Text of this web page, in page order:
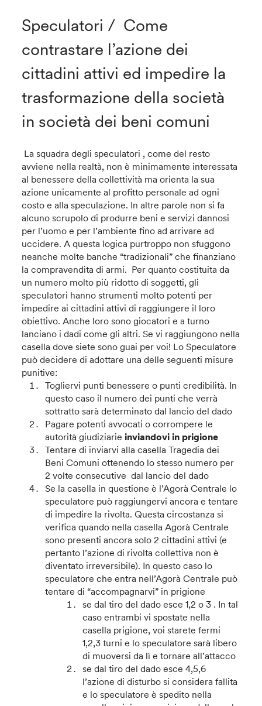
Speculatori / Come
contrastare l’azione dei
cittadini attivi ed impedire la
trasformazione della società
in società dei beni comuni
La squadra degli speculatori , come del resto
avviene nella realtà, non è minimamente interessata
al benessere della collettività ma orienta la sua
azione unicamente al profitto personale ad ogni
costo e alla speculazione. In altre parole non si fa
alcuno scrupolo di produrre beni e servizi dannosi
per l’uomo e per l’ambiente fino ad arrivare ad
uccidere. A questa logica purtroppo non sfuggono
neanche molte banche “tradizionali” che finanziano
la compravendita di armi. Per quanto costituita da
un numero molto più ridotto di soggetti, gli
speculatori hanno strumenti molto potenti per
impedire ai cittadini attivi di raggiungere il loro
obiettivo. Anche loro sono giocatori e a turno
lanciano i dadi come gli altri. Se vi raggiungono nella
casella dove siete sono guai per voi! Lo Speculatore
può decidere di adottare una delle seguenti misure
punitive:
Togliervi punti benessere o punti credibilità. In
questo caso il numero dei punti che verrà
sottratto sarà determinato dal lancio del dado
Pagare potenti avvocati o corrompere le
autorità giudiziarieinviandovi in prigione
Tentare di inviarvi alla casella Tragedia dei
Beni Comuni ottenendo lo stesso numero per
2 volte consecutive dal lancio del dado
Se la casella in questione è l’Agorà Centrale lo
speculatore può raggiungervi ancora e tentare
di impedire la rivolta. Questa circostanza si
verifica quando nella casella Agorà Centrale
sono presenti ancora solo 2 cittadini attivi (e
pertanto l’azione di rivolta collettiva non è
diventato irreversibile). In questo caso lo
speculatore che entra nell’Agorà Centrale può
tentare di “accompagnarvi” in prigione
se dal tiro del dado esce 1,2 o 3 . In tal
caso entrambi vi spostate nella
casella prigione, voi starete fermi
1,2,3 turni e lo speculatore sarà libero
di muoversi da lì e tornare all’attacco
se dal tiro del dado esce 4,5,6
l’azione di disturbo si considera fallita
e lo speculatore è spedito nella